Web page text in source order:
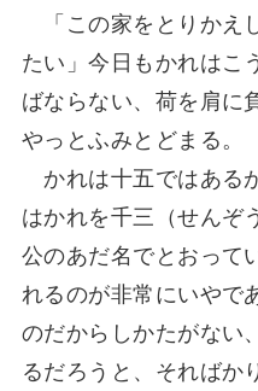
「この家をとりかえ
たい」今日もかれはこ
ばならない、荷を肩に
やっとふみとどまる。
かれは十五ではある
はかれを千三（せんぞ
公のあだ名でとおって
れるのが非常にいやで
のだからしかたがない
るだろうと、そればか